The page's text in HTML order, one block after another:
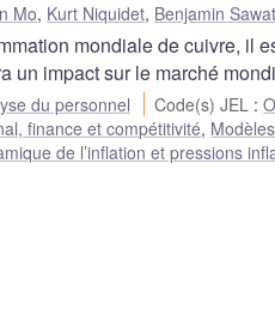
Mo, Kurt Niquidet, Benjamin
mondiale de cuivre, il
un impact sur le marché
du personnel Code(s) JEL :O
finance et compétitivité,
de l’inflation et pressions